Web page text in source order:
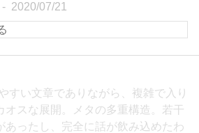
2020/07/21
すい文章でありながら、複雑で入り
オスな展開。メタの多重構造。若干
あったし、完全に話が飲み込めたわ